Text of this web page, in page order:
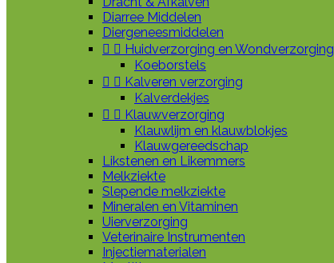
Diarree Middelen
Diergeneesmiddelen
  Huidverzorging en Wondverzorging
Koeborstels
  Kalveren verzorging
Kalverdekjes
  Klauwverzorging
Klauwlijm en klauwblokjes
Klauwgereedschap
Likstenen en Likemmers
Melkziekte
Slepende melkziekte
Mineralen en Vitaminen
Uierverzorging
Veterinaire Instrumenten
Injectiematerialen